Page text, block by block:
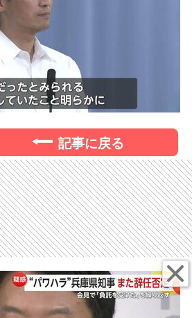
記事に戻る